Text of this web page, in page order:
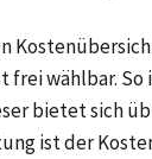
wählbar. So
bietet sich
ist der